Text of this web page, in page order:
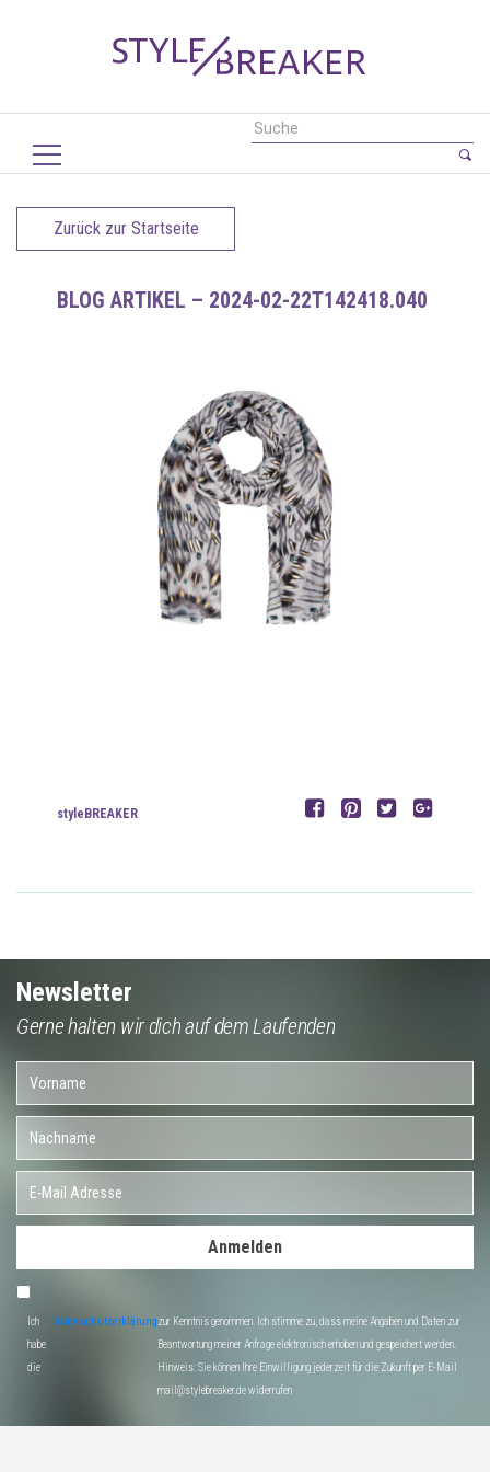
Zurück zur Startseite
BLOG ARTIKEL – 2024-02-22T142418.040
styleBREAKER
Newsletter
Gerne halten wir dich auf dem Laufenden
Anmelden
Ich
habe
die
Datenschutzerklärungzur Kenntnis genommen. Ich stimme zu, dass meine Angaben und Daten zur
Beantwortung meiner Anfrage elektronisch erhoben und gespeichert werden.
Hinweis: Sie können Ihre Einwilligung jederzeit für die Zukunft per E-Mail
mail@stylebreaker.de widerrufen